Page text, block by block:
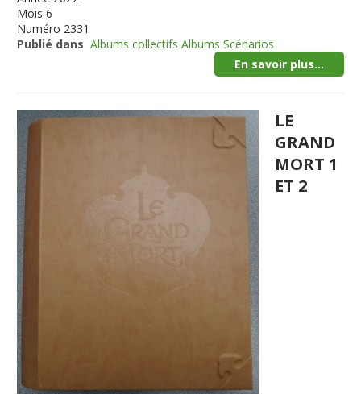
Mois 6
Numéro 2331
Publié dans Albums collectifs Albums Scénarios
En savoir plus...
LE
GRAND
MORT 1
ET 2